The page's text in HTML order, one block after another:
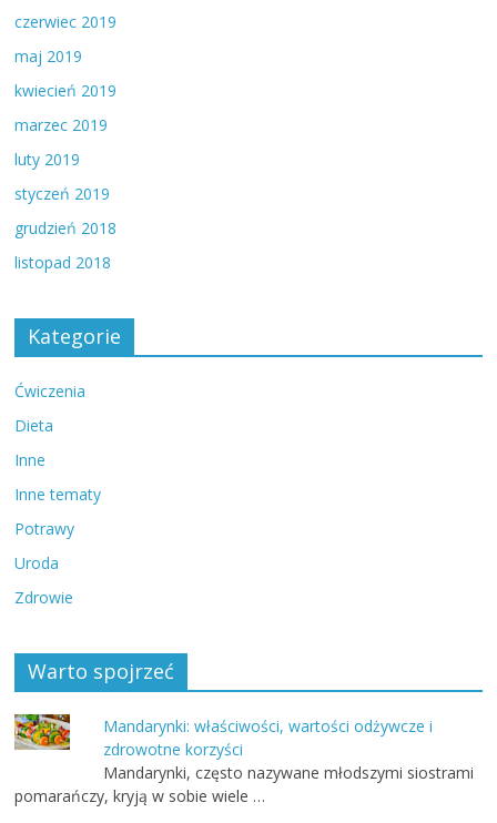
czerwiec 2019
maj 2019
kwiecień 2019
marzec 2019
luty 2019
styczeń 2019
grudzień 2018
listopad 2018
Kategorie
Ćwiczenia
Dieta
Inne
Inne tematy
Potrawy
Uroda
Zdrowie
Warto spojrzeć
Mandarynki: właściwości, wartości odżywcze i
zdrowotne korzyści
Mandarynki, często nazywane młodszymi siostrami
pomarańczy, kryją w sobie wiele …